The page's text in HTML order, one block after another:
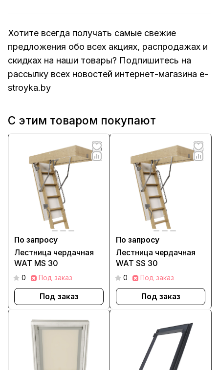
Хотите всегда получать самые свежие
предложения обо всех акциях, распродажах и
скидках на наши товары? Подпишитесь на
рассылку всех новостей интернет-магазина e-
stroyka.by
С этим товаром покупают
По запросу
Лестница чердачная
WAT MS 30
0 Под заказ
Под заказ
По запросу
Лестница чердачная
WAT SS 30
0 Под заказ
Под заказ